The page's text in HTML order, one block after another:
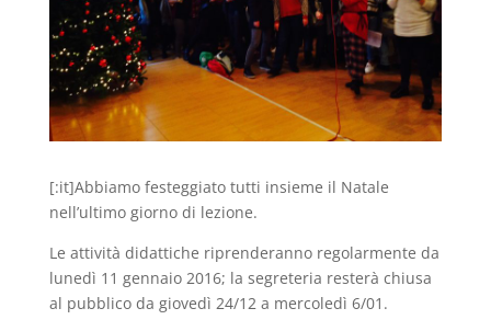
[:it]Abbiamo festeggiato tutti insieme il Natale
nell’ultimo giorno di lezione.
Le attività didattiche riprenderanno regolarmente da
lunedì 11 gennaio 2016; la segreteria resterà chiusa
al pubblico da giovedì 24/12 a mercoledì 6/01.